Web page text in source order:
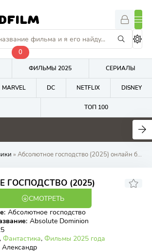
0
ФИЛЬМЫ 2025 СЕРИАЛЫ
MARVEL DC NETFLIX DISNEY
ТОП 100
» Абсолютное господство (2025) онлайн бесплатно на LordFilm
ГОСПОДСТВО (2025)
6.5
СМОТРЕТЬ
: Абсолютное господство
: Absolute Dominion
, Фантастика, Фильмы 2025 года
Александр